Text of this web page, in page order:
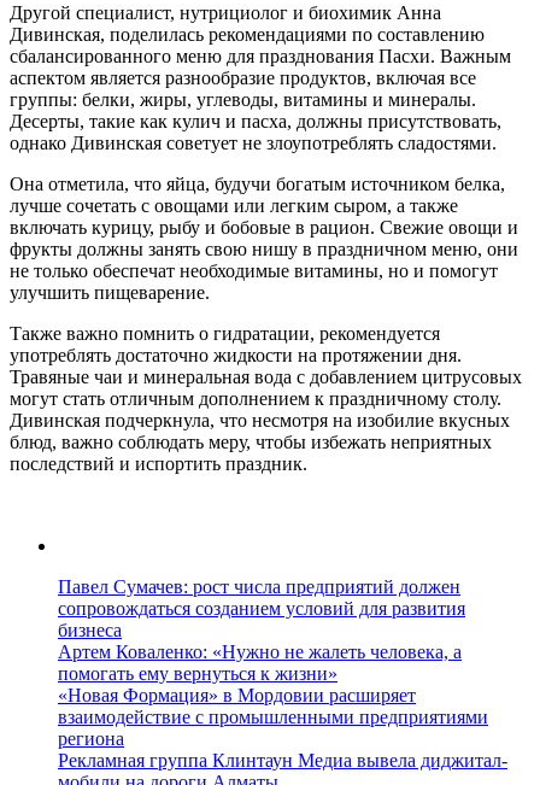
Другой специалист, нутрициолог и биохимик Анна
Дивинская, поделилась рекомендациями по составлению
сбалансированного меню для празднования Пасхи. Важным
аспектом является разнообразие продуктов, включая все
группы: белки, жиры, углеводы, витамины и минералы.
Десерты, такие как кулич и пасха, должны присутствовать,
однако Дивинская советует не злоупотреблять сладостями.
Она отметила, что яйца, будучи богатым источником белка,
лучше сочетать с овощами или легким сыром, а также
включать курицу, рыбу и бобовые в рацион. Свежие овощи и
фрукты должны занять свою нишу в праздничном меню, они
не только обеспечат необходимые витамины, но и помогут
улучшить пищеварение.
Также важно помнить о гидратации, рекомендуется
употреблять достаточно жидкости на протяжении дня.
Травяные чаи и минеральная вода с добавлением цитрусовых
могут стать отличным дополнением к праздничному столу.
Дивинская подчеркнула, что несмотря на изобилие вкусных
блюд, важно соблюдать меру, чтобы избежать неприятных
последствий и испортить праздник.
Павел Сумачев: рост числа предприятий должен
сопровождаться созданием условий для развития
бизнеса
Артем Коваленко: «Нужно не жалеть человека, а
помогать ему вернуться к жизни»
«Новая Формация» в Мордовии расширяет
взаимодействие с промышленными предприятиями
региона
Рекламная группа Клинтаун Медиа вывела диджитал-